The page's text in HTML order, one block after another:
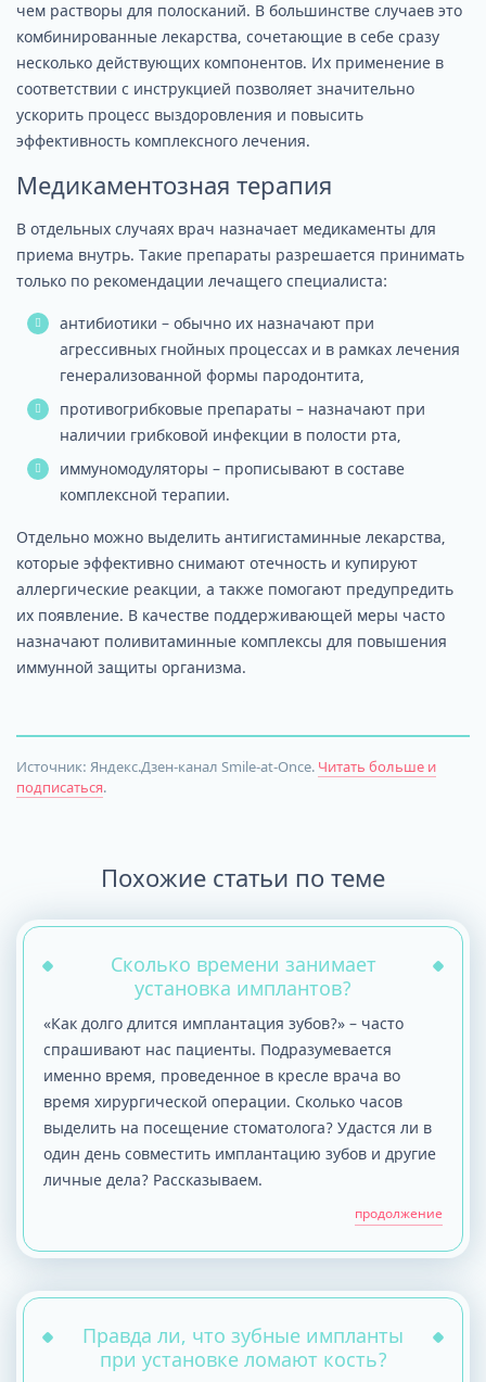
чем растворы для полосканий. В большинстве случаев это
комбинированные лекарства, сочетающие в себе сразу
несколько действующих компонентов. Их применение в
соответствии с инструкцией позволяет значительно
ускорить процесс выздоровления и повысить
эффективность комплексного лечения.
Медикаментозная терапия
В отдельных случаях врач назначает медикаменты для
приема внутрь. Такие препараты разрешается принимать
только по рекомендации лечащего специалиста:
антибиотики – обычно их назначают при
агрессивных гнойных процессах и в рамках лечения
генерализованной формы пародонтита,
противогрибковые препараты – назначают при
наличии грибковой инфекции в полости рта,
иммуномодуляторы – прописывают в составе
комплексной терапии.
Отдельно можно выделить антигистаминные лекарства,
которые эффективно снимают отечность и купируют
аллергические реакции, а также помогают предупредить
их появление. В качестве поддерживающей меры часто
назначают поливитаминные комплексы для повышения
иммунной защиты организма.
Источник: Яндекс.Дзен-канал Smile-at-Once. Читать больше и
подписаться.
Похожие статьи по теме
Сколько времени занимает
установка имплантов?
«Как долго длится имплантация зубов?» – часто
спрашивают нас пациенты. Подразумевается
именно время, проведенное в кресле врача во
время хирургической операции. Сколько часов
выделить на посещение стоматолога? Удастся ли в
один день совместить имплантацию зубов и другие
личные дела? Рассказываем.
продолжение
Правда ли, что зубные импланты
при установке ломают кость?